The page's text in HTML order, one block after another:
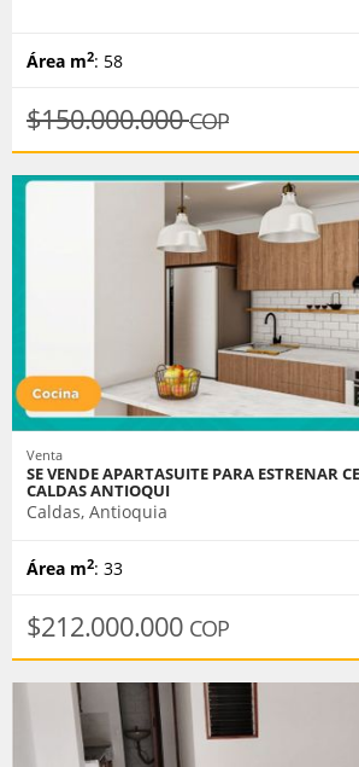
Área m2: 58
$150.000.000COP
Venta
SE VENDE APARTASUITE PARA ESTRENAR
CALDAS ANTIOQUI
Caldas, Antioquia
Área m2: 33
$212.000.000 COP